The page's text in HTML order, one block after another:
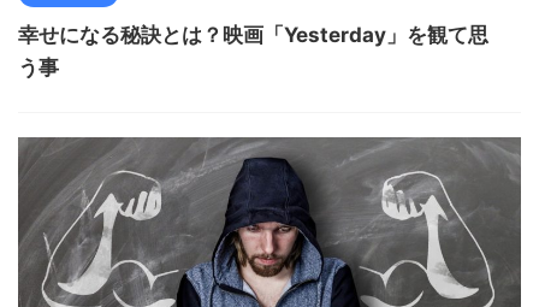
幸せになる秘訣とは？映画「Yesterday」を観て思
う事